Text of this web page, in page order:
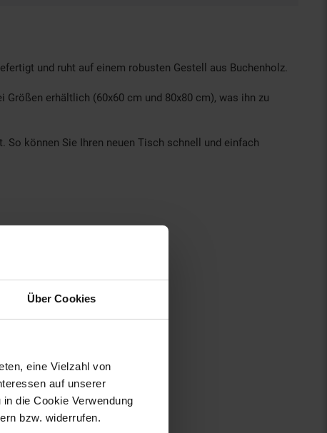
Über Cookies
eine Vielzahl von
auf unserer
die Cookie Verwendung
bzw. widerrufen.
und ruht auf einem robusten Gestell aus Buchenholz.
erhältlich (60x60 cm und 80x80 cm), was ihn zu
können Sie Ihren neuen Tisch schnell und einfach